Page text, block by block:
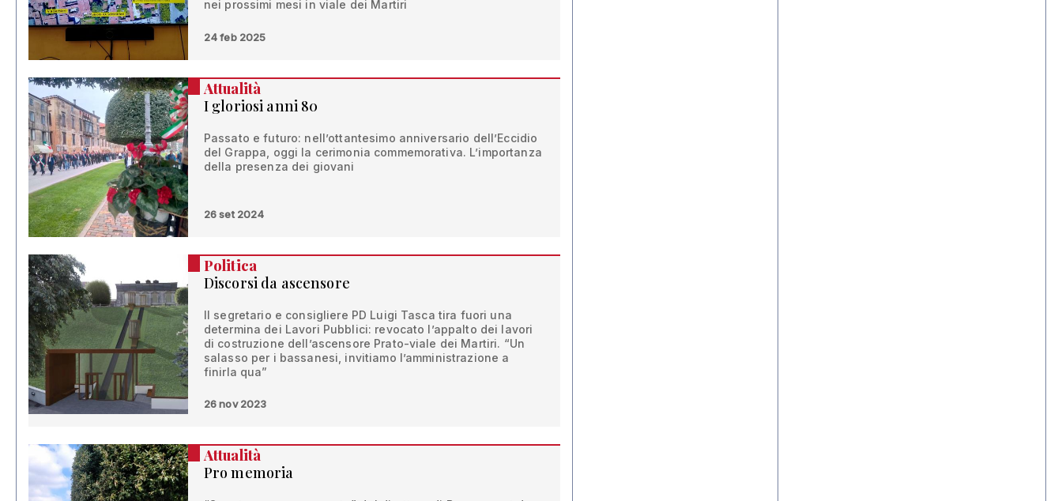
nei prossimi mesi in viale dei Martiri
24 feb 2025
Attualità
I gloriosi anni 80
Passato e futuro: nell’ottantesimo anniversario dell’Eccidio
del Grappa, oggi la cerimonia commemorativa. L’importanza
della presenza dei giovani
26 set 2024
Politica
Discorsi da ascensore
Il segretario e consigliere PD Luigi Tasca tira fuori una
determina dei Lavori Pubblici: revocato l’appalto dei lavori
di costruzione dell’ascensore Prato-viale dei Martiri. “Un
salasso per i bassanesi, invitiamo l’amministrazione a
finirla qua”
26 nov 2023
Attualità
Pro memoria